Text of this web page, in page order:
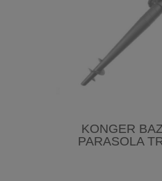
KONGER
PARASOLA